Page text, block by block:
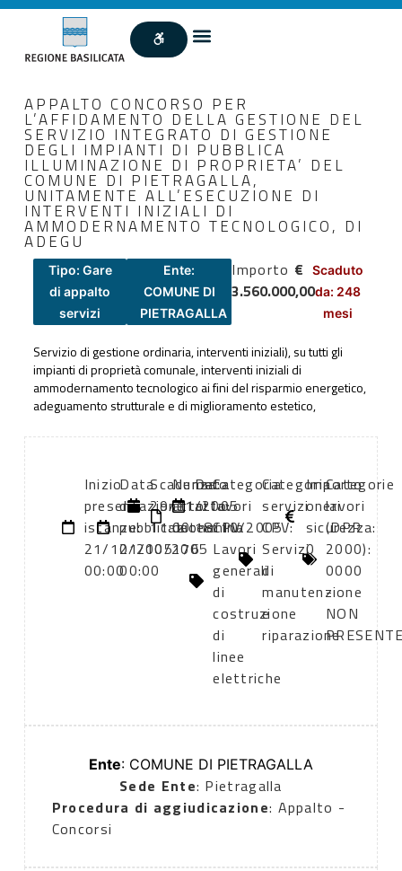
APPALTO CONCORSO PER
L’AFFIDAMENTO DELLA GESTIONE DEL
SERVIZIO INTEGRATO DI GESTIONE
DEGLI IMPIANTI DI PUBBLICA
ILLUMINAZIONE DI PROPRIETA’ DEL
COMUNE DI PIETRAGALLA,
UNITAMENTE ALL’ESECUZIONE DI
INTERVENTI INIZIALI DI
AMMODERNAMENTO TECNOLOGICO, DI
ADEGU
Tipo: Gare
di appalto
servizi
Ente:
COMUNE DI
PIETRAGALLA
Importo €
3.560.000,00
Scaduto
da: 248
mesi
Servizio di gestione ordinaria, interventi iniziali), su tutti gli
impianti di proprietà comunale, interventi iniziali di
ammodernamento tecnologico ai fini del risparmio energetico,
adeguamento strutturale e di miglioramento estetico,
Inizio
presentazione
istanze:
21/10/2005
00:00
Data
di
pubblicazione:
21/10/2005
00:00
Scadenza:
29/11/2005
11:00
Numero
atto:
determina
176
Data
atto:
18/10/2005
Categoria
lavori
CPV:
Lavori
generali
di
costruzione
di
linee
elettriche
Categoria
servizi
CPV:
Servizi
di
manutenzione
e
riparazione
Importo
oneri
sicurezza:
0
Categorie
lavori
(DPR
2000):
0000
-
NON
Ente: COMUNE DI PIETRAGALLA
Sede Ente: Pietragalla
Procedura di aggiudicazione: Appalto -
Concorsi